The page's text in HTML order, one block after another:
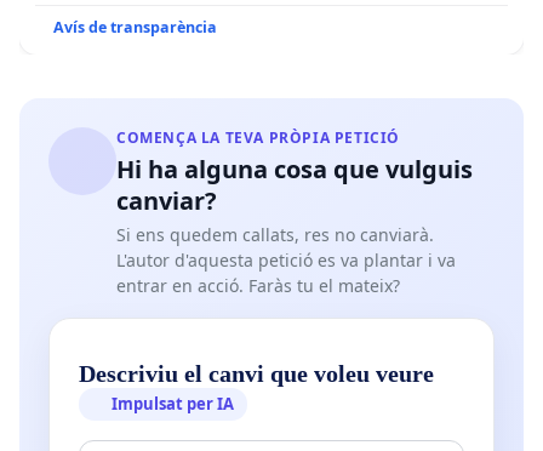
Avís de transparència
COMENÇA LA TEVA PRÒPIA PETICIÓ
Hi ha alguna cosa que vulguis
canviar?
Si ens quedem callats, res no canviarà.
L'autor d'aquesta petició es va plantar i va
entrar en acció. Faràs tu el mateix?
Descriviu el canvi que voleu veure
Impulsat per IA